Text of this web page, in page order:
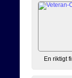
En riktigt